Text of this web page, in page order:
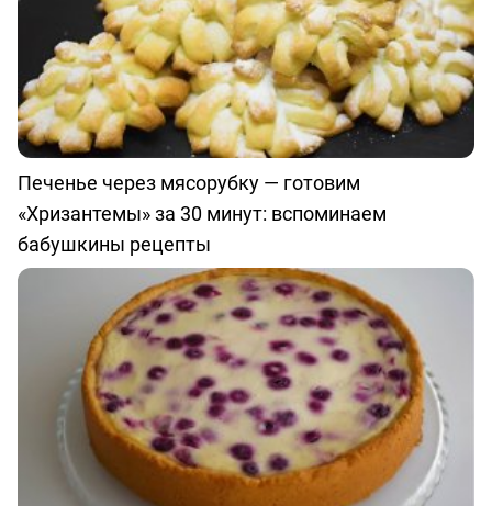
Печенье через мясорубку — готовим
«Хризантемы» за 30 минут: вспоминаем
бабушкины рецепты